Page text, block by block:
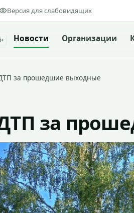
Версия для слабовидящих
Новости Организации
за прошедшие выходные
за